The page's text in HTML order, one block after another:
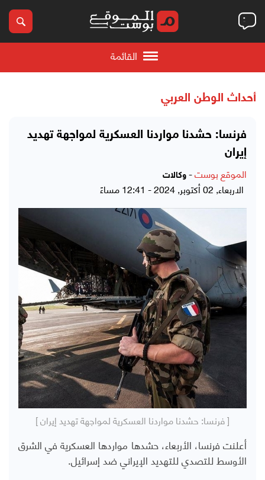
القائمة
أحداث الوطن العربي
فرنسا: حشدنا مواردنا العسكرية لمواجهة تهديد
إيران
الموقع بوست- وكالات
الاربعاء, 02 أكتوبر, 2024 - 12:41 مساءً
[ فرنسا: حشدنا مواردنا العسكرية لمواجهة تهديد إيران ]
أعلنت فرنسا، الأربعاء، حشدها مواردها العسكرية في الشرق
الأوسط للتصدي للتهديد الإيراني ضد إسرائيل.